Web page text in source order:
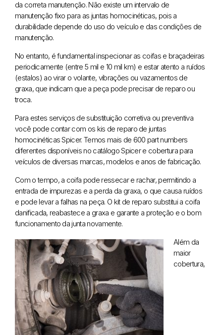
da correta manutenção. Não existe um intervalo de
manutenção fixo para as juntas homocinéticas, pois a
durabilidade depende do uso do veículo e das condições de
manutenção.
No entanto, é fundamental inspecionar as coifas e braçadeiras
periodicamente (entre 5 mil e 10 mil km) e estar atento a ruídos
(estalos) ao virar o volante, vibrações ou vazamentos de
graxa, que indicam que a peça pode precisar de reparo ou
troca.
Para estes serviços de substituição corretiva ou preventiva
você pode contar com os kis de reparo de juntas
homocinéticas Spicer. Temos mais de 600 part numbers
diferentes disponíveis no catálogo Spicer e cobertura para
veículos de diversas marcas, modelos e anos de fabricação.
Com o tempo, a coifa pode ressecar e rachar, permitindo a
entrada de impurezas e a perda da graxa, o que causa ruídos
e pode levar a falhas na peça. O kit de reparo substitui a coifa
danificada, reabastece a graxa e garante a proteção e o bom
funcionamento da junta novamente.
Além da
maior
cobertura,